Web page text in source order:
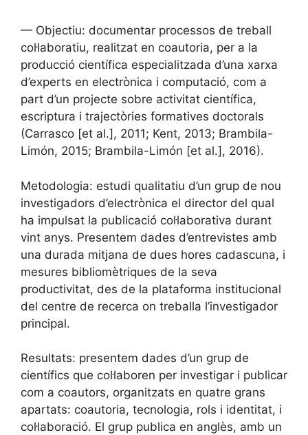
— Objectiu: documentar processos de treball
col·laboratiu, realitzat en coautoria, per a la
producció científica especialitzada d’una xarxa
d’experts en electrònica i computació, com a
part d’un projecte sobre activitat científica,
escriptura i trajectòries formatives doctorals
(Carrasco [et al.], 2011; Kent, 2013; Brambila-
Limón, 2015; Brambila-Limón [et al.], 2016).
Metodologia: estudi qualitatiu d’un grup de nou
investigadors d’electrònica el director del qual
ha impulsat la publicació col·laborativa durant
vint anys. Presentem dades d’entrevistes amb
una durada mitjana de dues hores cadascuna, i
mesures bibliomètriques de la seva
productivitat, des de la plataforma institucional
del centre de recerca on treballa l’investigador
principal.
Resultats: presentem dades d’un grup de
científics que col·laboren per investigar i publicar
com a coautors, organitzats en quatre grans
apartats: coautoria, tecnologia, rols i identitat, i
col·laboració. El grup publica en anglès, amb un